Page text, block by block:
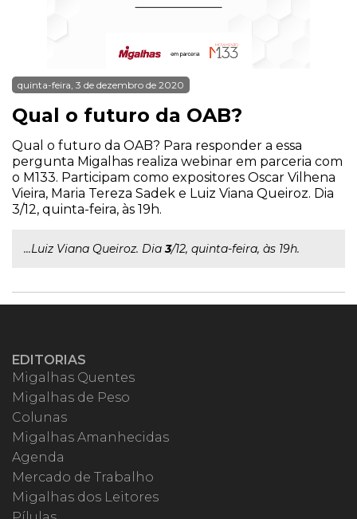
quinta-feira, 3 de dezembro de 2020
Qual o futuro da OAB?
Qual o futuro da OAB? Para responder a essa
pergunta Migalhas realiza webinar em parceria com
o M133. Participam como expositores Oscar Vilhena
Vieira, Maria Tereza Sadek e Luiz Viana Queiroz. Dia
3/12, quinta-feira, às 19h.
...Luiz Viana Queiroz. Dia3/12, quinta-feira, às 19h.
EDITORIAS
Migalhas Quentes
Migalhas de Peso
Colunas
Migalhas Amanhecidas
Agenda
Mercado de Trabalho
Migalhas dos Leitores